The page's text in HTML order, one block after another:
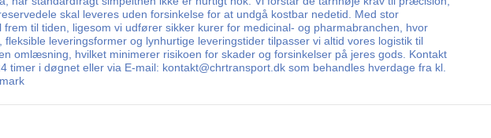
skal leveres uden forsinkelse for at undgå kostbar nedetid. Med stor
til tiden, ligesom vi udfører sikker kurer for medicinal- og pharmabranchen, hvor
leveringsformer og lynhurtige leveringstider tilpasser vi altid vores logistik til
omlæsning, hvilket minimerer risikoen for skader og forsinkelser på jeres gods. Kontakt
i døgnet eller via E-mail: kontakt@chrtransport.dk som behandles hverdage fra kl.